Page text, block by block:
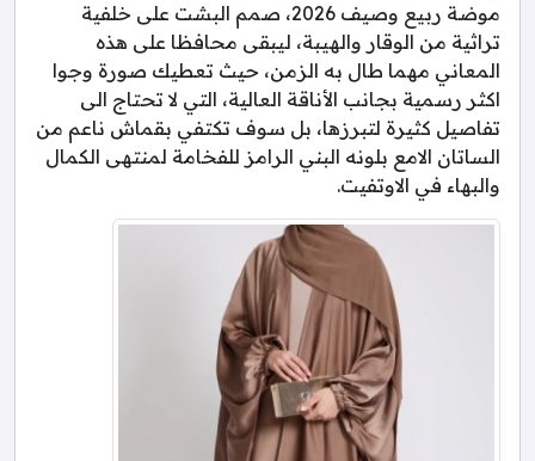
موضة ربيع وصيف 2026، صمم البشت على خلفية
تراثية من الوقار والهيبة، ليبقى محافظا على هذه
المعاني مهما طال به الزمن، حيث تعطيك صورة وجوا
اكثر رسمية بجانب الأناقة العالية، التي لا تحتاج الى
تفاصيل كثيرة لتبرزها، بل سوف تكتفي بقماش ناعم من
الساتان الامع بلونه البني الرامز للفخامة لمنتهى الكمال
والبهاء في الاوتفيت.